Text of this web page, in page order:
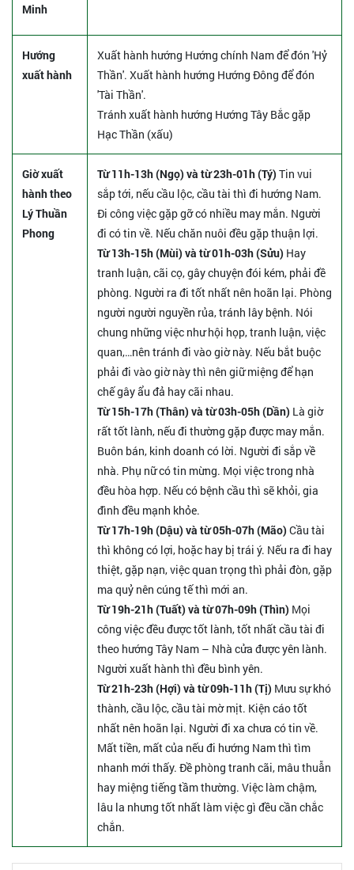
Minh
Hướng
xuất hành
Xuất hành hướng Hướng chính Nam để đón 'Hỷ
Thần'. Xuất hành hướng Hướng Đông để đón
'Tài Thần'.
Tránh xuất hành hướng Hướng Tây Bắc gặp
Hạc Thần (xấu)
Giờ xuất
hành theo
Lý Thuần
Phong
Từ 11h-13h (Ngọ) và từ 23h-01h (Tý) Tin vui
sắp tới, nếu cầu lộc, cầu tài thì đi hướng Nam.
Đi công việc gặp gỡ có nhiều may mắn. Người
đi có tin về. Nếu chăn nuôi đều gặp thuận lợi.
Từ 13h-15h (Mùi) và từ 01h-03h (Sửu) Hay
tranh luận, cãi cọ, gây chuyện đói kém, phải đề
phòng. Người ra đi tốt nhất nên hoãn lại. Phòng
người người nguyền rủa, tránh lây bệnh. Nói
chung những việc như hội họp, tranh luận, việc
quan,…nên tránh đi vào giờ này. Nếu bắt buộc
phải đi vào giờ này thì nên giữ miệng để hạn
chế gây ẩu đả hay cãi nhau.
Từ 15h-17h (Thân) và từ 03h-05h (Dần) Là giờ
rất tốt lành, nếu đi thường gặp được may mắn.
Buôn bán, kinh doanh có lời. Người đi sắp về
nhà. Phụ nữ có tin mừng. Mọi việc trong nhà
đều hòa hợp. Nếu có bệnh cầu thì sẽ khỏi, gia
đình đều mạnh khỏe.
Từ 17h-19h (Dậu) và từ 05h-07h (Mão) Cầu tài
thì không có lợi, hoặc hay bị trái ý. Nếu ra đi hay
thiệt, gặp nạn, việc quan trọng thì phải đòn, gặp
ma quỷ nên cúng tế thì mới an.
Từ 19h-21h (Tuất) và từ 07h-09h (Thìn) Mọi
công việc đều được tốt lành, tốt nhất cầu tài đi
theo hướng Tây Nam – Nhà cửa được yên lành.
Người xuất hành thì đều bình yên.
Từ 21h-23h (Hợi) và từ 09h-11h (Tị) Mưu sự khó
thành, cầu lộc, cầu tài mờ mịt. Kiện cáo tốt
nhất nên hoãn lại. Người đi xa chưa có tin về.
Mất tiền, mất của nếu đi hướng Nam thì tìm
nhanh mới thấy. Đề phòng tranh cãi, mâu thuẫn
hay miệng tiếng tầm thường. Việc làm chậm,
lâu la nhưng tốt nhất làm việc gì đều cần chắc
chắn.